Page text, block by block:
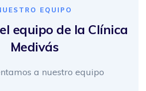
EQUIPO
equipo de la Clínica
Medivás
a nuestro equipo